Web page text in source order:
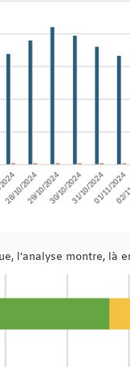
l’analyse montre, là